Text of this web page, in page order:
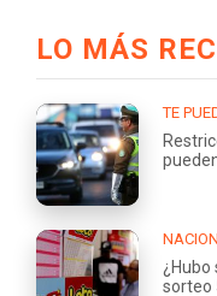
LO MÁS
TE
¿Hubo
sorteo